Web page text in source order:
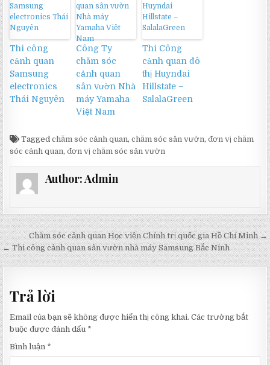
Thi công
cảnh quan
Samsung
electronics
Thái Nguyên
Công Ty
chăm sóc
cảnh quan
sân vườn Nhà
máy Yamaha
Việt Nam
Thi Công
cảnh quan đô
thị Huyndai
Hillstate –
SalalaGreen
Taggedchăm sóc cảnh quan,chăm sóc sân vườn,đơn vị chăm
sóc cảnh quan,đơn vị chăm sóc sân vườn
Author:Admin
Điều
hướng
bài
viết
Chăm sóc cảnh quan Học viện Chính trị quốc gia Hồ Chí Minh →
← Thi công cảnh quan sân vườn nhà máy Samsung Bắc Ninh
Trả lời
Email của bạn sẽ không được hiển thị công khai. Các trường bắt
buộc được đánh dấu *
Bình luận *